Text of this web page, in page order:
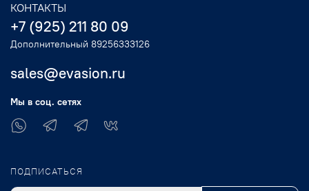
КОНТАКТЫ
+7 (925) 211 80 09
Дополнительный 89256333126
sales@evasion.ru
Мы в соц. сетях
ПОДПИСАТЬСЯ